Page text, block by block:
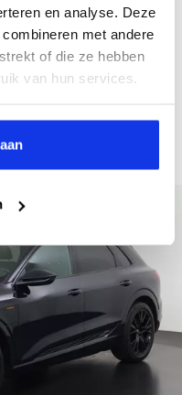
en analyse. Deze
met andere
of die ze hebben
van hun services.
Elektrisch
glazen panorama-dak
lease
p.m.